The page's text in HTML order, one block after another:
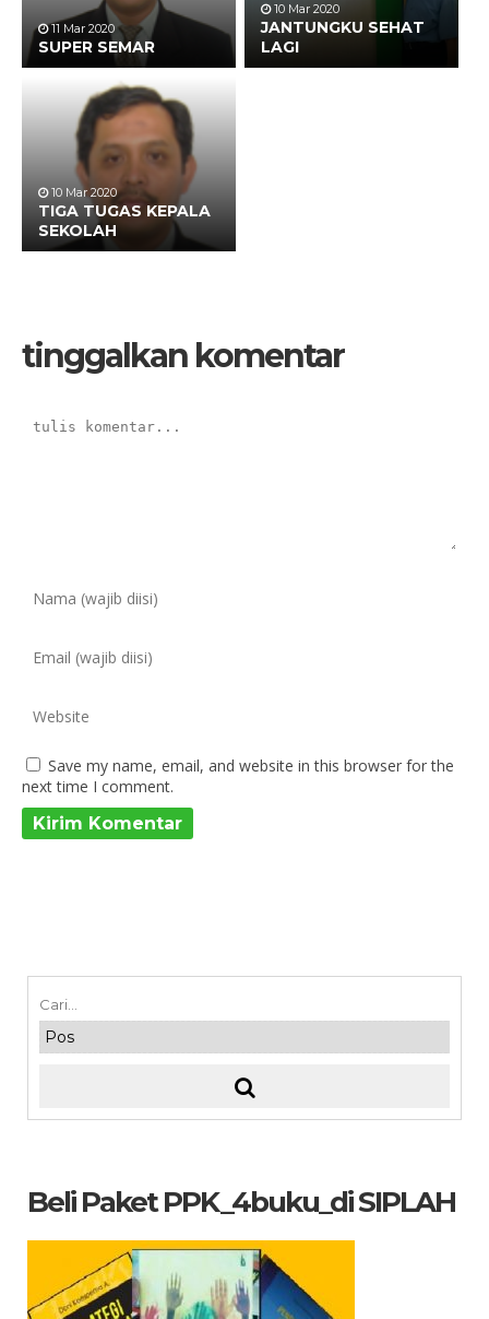
11 Mar 2020
SUPER SEMAR
10 Mar 2020
JANTUNGKU SEHAT
LAGI
10 Mar 2020
TIGA TUGAS KEPALA
SEKOLAH
tinggalkan komentar
Save my name, email, and website in this browser for the
next time I comment.
Beli Paket PPK_4buku_di SIPLAH